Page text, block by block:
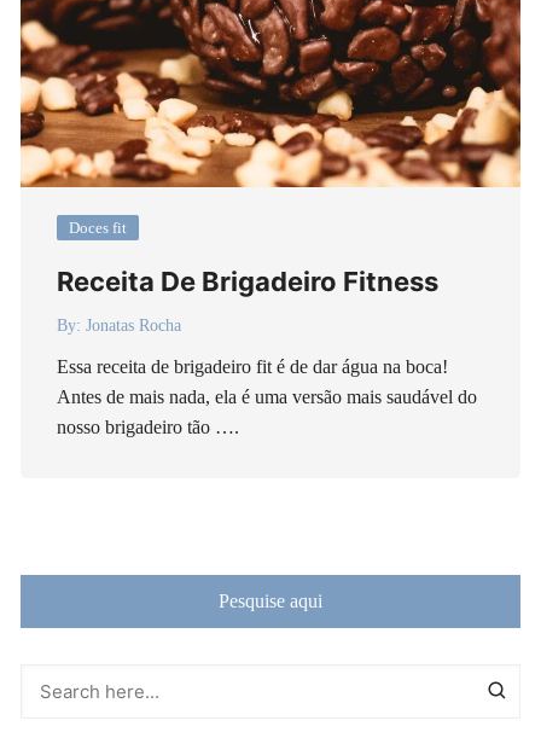
Doces fit
Receita De Brigadeiro Fitness
By: Jonatas Rocha
Essa receita de brigadeiro fit é de dar água na boca!
Antes de mais nada, ela é uma versão mais saudável do
nosso brigadeiro tão ….
Pesquise aqui